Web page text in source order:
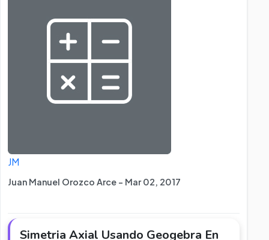
JM
Juan Manuel Orozco Arce - Mar 02, 2017
Simetri­a Axial Usando Geogebra En